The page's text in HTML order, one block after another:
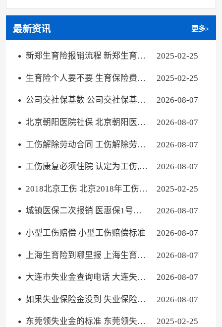
最新资讯 更多>
新郑生育险报销流程 新郑生育险
报销流程图
2025-02-25
生育险个人要不要 生育保险费个
人需要缴纳吗
2025-02-25
公司交社保基数 公司交社保基数
与工资不符怎么处理
2026-08-07
北京朝阳医院社保 北京朝阳医院
医保卡用选吗
2026-08-07
工伤解除劳动合同 工伤解除劳动
合同怎样赔偿
2026-08-07
工伤康复必须住院 认定为工伤,住
院进行康复的费用能报销吗
2026-08-07
2018北京工伤 北京2018年工伤缴
费基数
2025-02-25
城镇医保二次报销 医惠保1号报
销条件
2026-08-07
小型工伤赔偿 小型工伤赔偿标准 2026-08-07
上海生育险到哪里报 上海生育险
怎么报销要给什么材料
2026-08-07
大连市失业金查询电话 大连失业
保险金电话
2026-08-07
如果失业保险金没到 失业保险金
没领完
2026-08-07
东莞领失业金的标准 东莞领失业 2025-02-25